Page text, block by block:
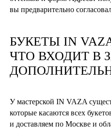
вы предварительно
БУКЕТЫ IN
ЧТО ВХОДИТ В
У мастерской IN VAZA
которые касаются всех
и доставляем по Москве и